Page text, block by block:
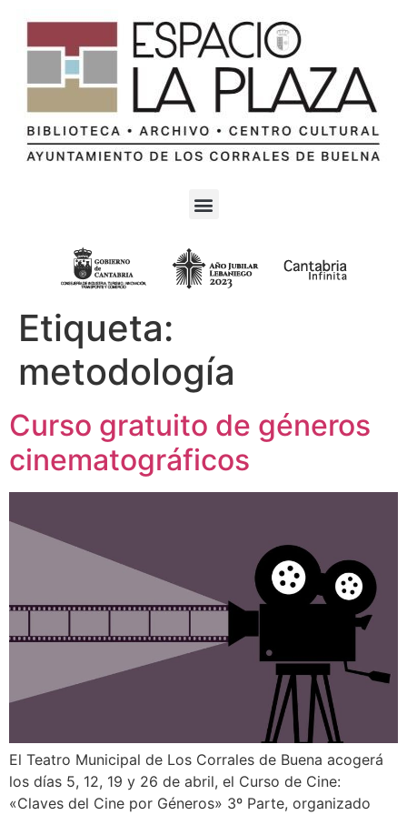
Etiqueta:
metodología
Curso gratuito de géneros
cinematográficos
El Teatro Municipal de Los Corrales de Buena acogerá
los días 5, 12, 19 y 26 de abril, el Curso de Cine:
«Claves del Cine por Géneros» 3º Parte, organizado